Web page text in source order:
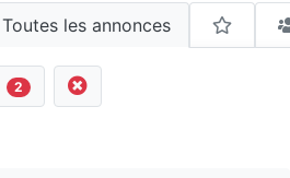
Toutes les annonces
2